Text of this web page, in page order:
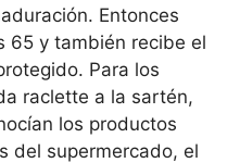
Entonces
65 y también recibe el
Para los
raclette a la sartén,
los productos
del supermercado, el